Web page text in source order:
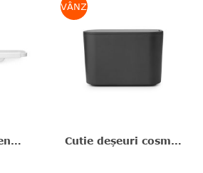
Suport hârtie igienică+poliță depozitare, inox ranforsat cu minerale, alb, 4.5x9x42.1 cm, MindSet, Brabantia -8710755303142
VÂNZARE
Cutie deșeuri cosmetice, plastic, negru, 9.9x8.6x15 cm, MindSet, Brabantia - 8710755303364